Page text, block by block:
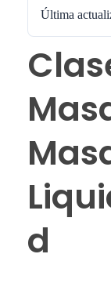
Última
d